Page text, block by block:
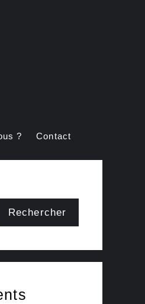
? Contact
Rechercher